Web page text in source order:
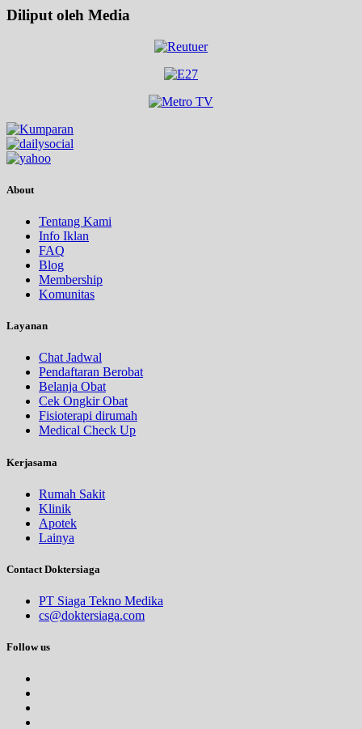
Diliput oleh Media
About
Tentang Kami
Info Iklan
FAQ
Blog
Membership
Komunitas
Layanan
Chat Jadwal
Pendaftaran Berobat
Belanja Obat
Cek Ongkir Obat
Fisioterapi dirumah
Medical Check Up
Kerjasama
Rumah Sakit
Klinik
Apotek
Lainya
Contact Doktersiaga
PT Siaga Tekno Medika
cs@doktersiaga.com
Follow us